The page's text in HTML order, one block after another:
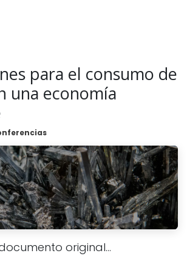
para el consumo de
una economía
original...